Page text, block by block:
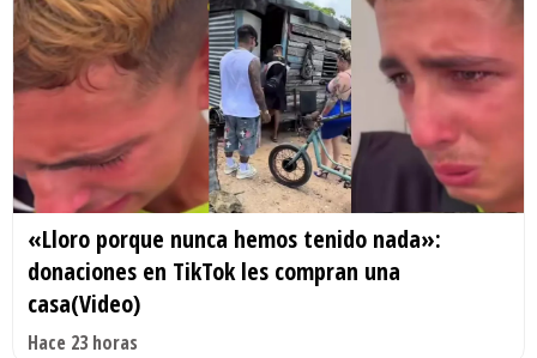
«Lloro porque nunca hemos tenido nada»:
donaciones en TikTok les compran una
casa(Video)
Hace 23 horas